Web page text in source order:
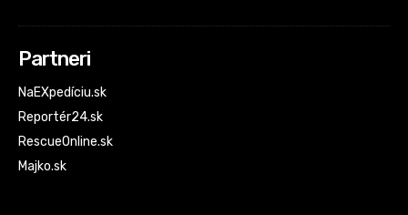
Partneri
NaEXpedíciu.sk
Reportér24.sk
RescueOnline.sk
Majko.sk